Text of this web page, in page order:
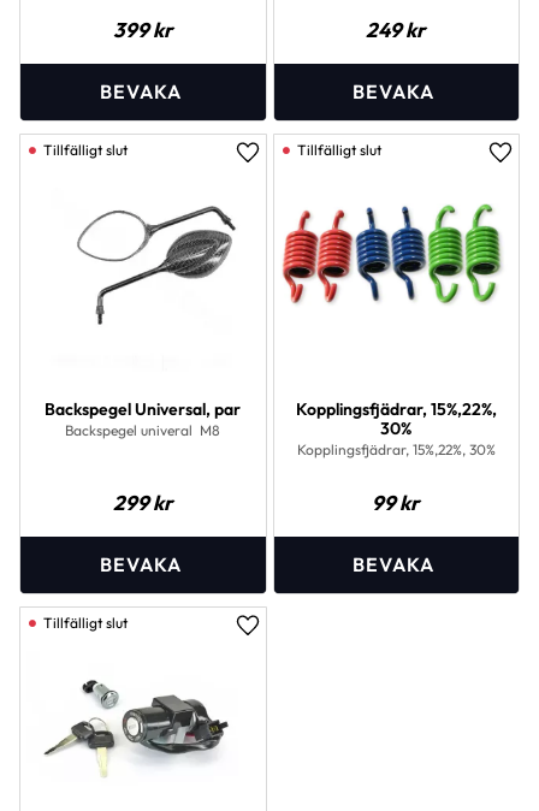
399kr 249kr
Backspegel Universal, par
Backspegel univeral M8
299kr
Lägg till i favoriter
Kopplingsfjädrar, 15%,22%,
30%
Kopplingsfjädrar, 15%,22%, 30%
99kr
Lägg till i favoriter